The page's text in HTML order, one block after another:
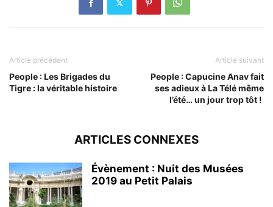
Article précédent
People : Les Brigades du
Tigre : la véritable histoire
Article suivant
People : Capucine Anav fait
ses adieux à La Télé même
l’été… un jour trop tôt !
ARTICLES CONNEXES
Évènement : Nuit des Musées
2019 au Petit Palais